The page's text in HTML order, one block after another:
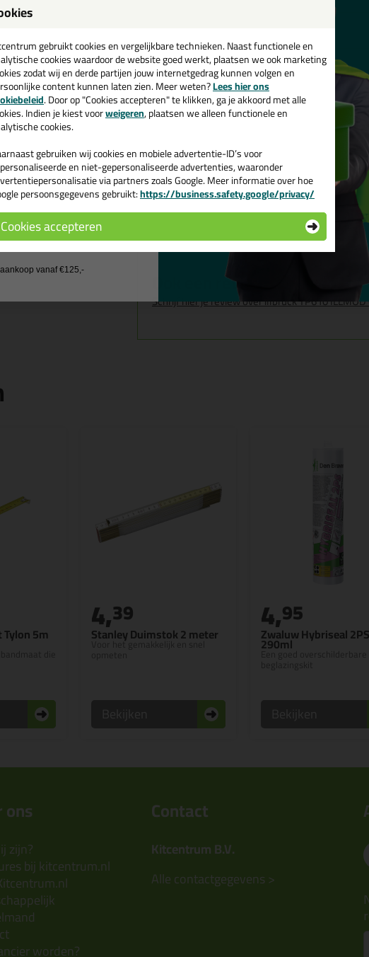
Reviews voor:illbruck TP610
3,3mtr
Dit product wordt beoordeeld met
Heel goed tape doet wat het beloofd
Geschreven door Erik Kremer op 29 oktober
Is gemakkelijk aan te brengen, en doet
doen.Kortom een geweldig product.
Geschreven door A.JANSSEN op 26 december
Ook een review schrijven?
Schrijf hier je review over illbruck TP610
5m
die
Stanley Duimstok 2 meter
Voor het gemakkelijk en snel
4,39
Zwaluw Hybriseal 2PS
290ml
Een goed overschilderbare
4,95
ons
zijn?
bij kitcentrum.nl
worden?
Contact
Kitcentrum B.V.
Alle contactgegevens >
gebruikt cookies en vergelijkbare technieken. Naast functionele en
cookies waardoor de website goed werkt, plaatsen we ook marketing
zodat wij en derde partijen jouw internetgedrag kunnen volgen en
content kunnen laten zien. Meer weten?Lees hier ons
. Door op "Cookies accepteren" te klikken, ga je akkoord met alle
Indien je kiest voorweigeren, plaatsen we alleen functionele en
cookies.
gebruiken wij cookies en mobiele advertentie-ID’s voor
en niet-gepersonaliseerde advertenties, waaronder
via partners zoals Google. Meer informatie over hoe
persoonsgegevens gebruikt:https://business.safety.google/privacy/
Cookies accepteren
💚
en ontvang een
€35,-bij je eerste bestelling!
de actiecode ›
geen cadeau
vanaf €125,-